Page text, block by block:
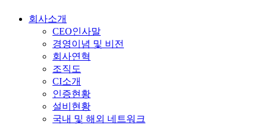
회사소개
CEO인사말
경영이념 및 비전
회사연혁
조직도
CI소개
인증현황
설비현황
국내 및 해외 네트워크